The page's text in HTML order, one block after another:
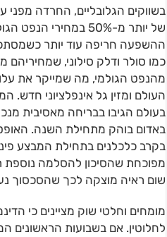
בשווקים הגלובליים, החרדה מפני
של יותר מ-50%
ההשפעה חריפה עוד יותר
כמו סולר ודלק סילוני,
מהנפט הגולמי, מה שמייקר את
העולם ומזין גל אינפלציוני חדש.
בעולם הגיבו בבריחה מאסיבית
באדום בוהק מתחילת השנה.
בקרב כלכלנים בתחילת המבצע
מפוכחת שהסיכון להסלמה נוספת
שום ראיה מוצקה לכך שהסכסוך
מומחים וחלטי שוק מציינים כי
לחלוטין. אם בשבועות הראשונים